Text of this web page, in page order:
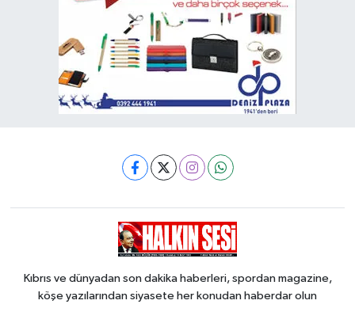
Kıbrıs ve dünyadan son dakika haberleri, spordan magazine,
köşe yazılarından siyasete her konudan haberdar olun